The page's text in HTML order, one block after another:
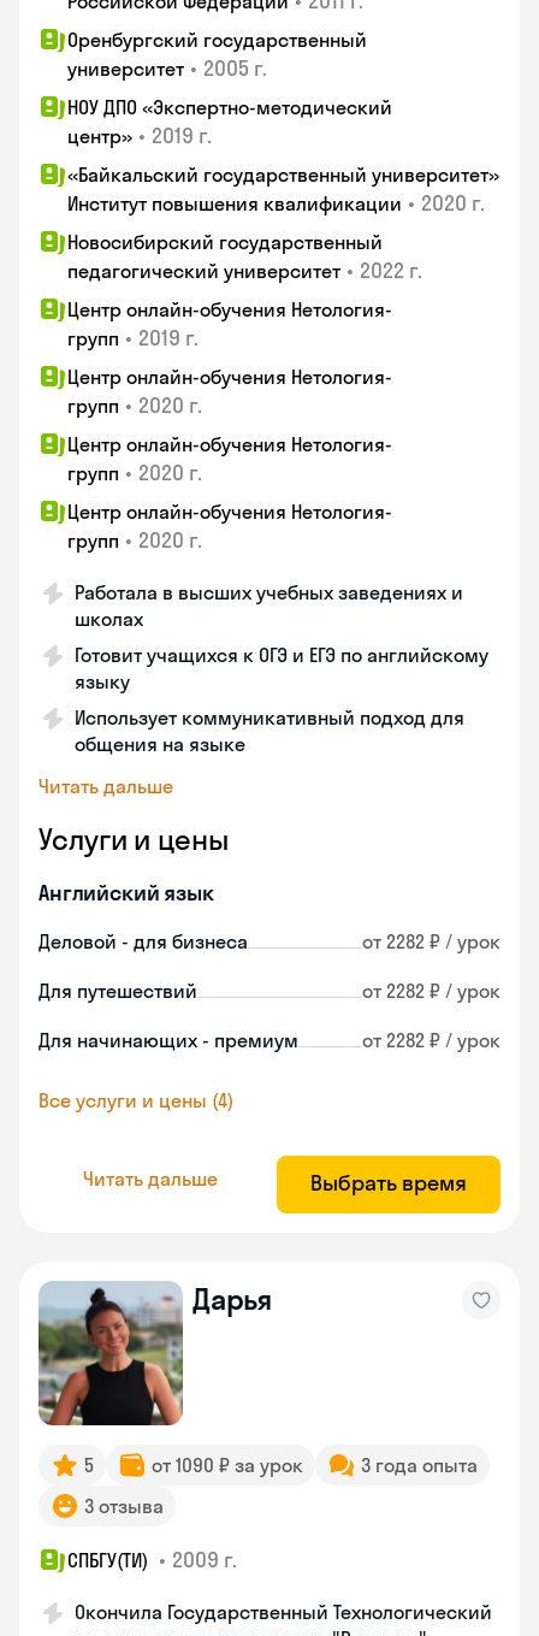
Оренбургский государственный
университет • 2005 г.
НОУ ДПО «Экспертно-методический
центр» • 2019 г.
«Байкальский государственный университет»
Институт повышения квалификации • 2020 г.
Новосибирский государственный
педагогический университет • 2022 г.
Центр онлайн-обучения Нетология-
групп • 2019 г.
Центр онлайн-обучения Нетология-
групп • 2020 г.
Центр онлайн-обучения Нетология-
групп • 2020 г.
Центр онлайн-обучения Нетология-
групп • 2020 г.
Работала в высших учебных заведениях и
школах
Готовит учащихся к ОГЭ и ЕГЭ по английскому
языку
Использует коммуникативный подход для
общения на языке
Читать дальше
Услуги и цены
Английский язык
Деловой - для бизнеса от 2282 ₽ / урок
Для путешествий от 2282 ₽ / урок
Для начинающих - премиум от 2282 ₽ / урок
Все услуги и цены (4)
Читать дальше Выбрать время
Дарья
5 от 1090 ₽ за урок
3 года опыта
3 отзыва
СПБГУ(ТИ) • 2009 г.
Окончила Государственный Технологический